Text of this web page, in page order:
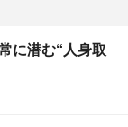
に潜む“人身取